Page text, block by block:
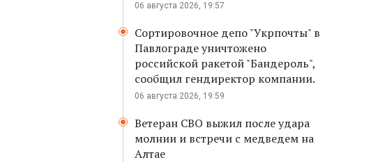
06 августа 2026, 19:57
Сортировочное депо "Укрпочты" в
Павлограде уничтожено
российской ракетой "Бандероль",
сообщил гендиректор компании.
06 августа 2026, 19:59
Ветеран СВО выжил после удара
молнии и встречи с медведем на
Алтае